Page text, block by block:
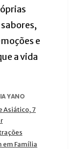
e
a vida
YANO
Asiático, 7
em Família